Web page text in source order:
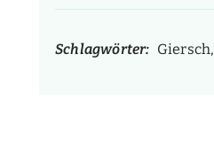
Schlagwörter: